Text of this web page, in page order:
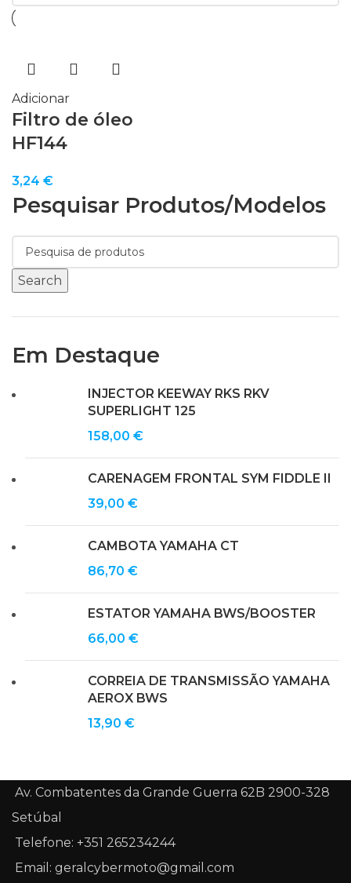
Pesquisar Produtos/modelos
Search
Em Destaque
INJECTOR KEEWAY RKS RKV
SUPERLIGHT 125
158,00 €
CARENAGEM FRONTAL SYM FIDDLE II
39,00 €
CAMBOTA YAMAHA CT
86,70 €
ESTATOR YAMAHA BWS/BOOSTER
66,00 €
CORREIA DE TRANSMISSÃO YAMAHA
AEROX BWS
13,90 €
Adicionar
Filtro de óleo
HF144
3,24 €
Av. Combatentes da Grande Guerra 62B 2900-328
Setúbal
Telefone: +351 265234244
Email: geralcybermoto@gmail.com